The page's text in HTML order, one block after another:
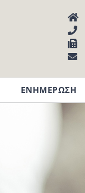
ΕΝΗΜΕΡΩΣΗ